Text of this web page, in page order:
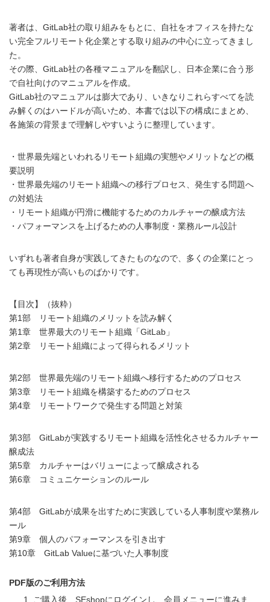
著者は、GitLab社の取り組みをもとに、自社をオフィスを持たな
い完全フルリモート化企業とする取り組みの中心に立ってきまし
た。
その際、GitLab社の各種マニュアルを翻訳し、日本企業に合う形
で自社向けのマニュアルを作成。
GitLab社のマニュアルは膨大であり、いきなりこれらすべてを読
み解くのはハードルが高いため、本書では以下の構成にまとめ、
各施策の背景まで理解しやすいように整理しています。
・世界最先端といわれるリモート組織の実態やメリットなどの概
要説明
・世界最先端のリモート組織への移行プロセス、発生する問題へ
の対処法
・リモート組織が円滑に機能するためのカルチャーの醸成方法
・パフォーマンスを上げるための人事制度・業務ルール設計
いずれも著者自身が実践してきたものなので、多くの企業にとっ
ても再現性が高いものばかりです。
【目次】（抜粋）
第1部 リモート組織のメリットを読み解く
第1章 世界最大のリモート組織「GitLab」
第2章 リモート組織によって得られるメリット
第2部 世界最先端のリモート組織へ移行するためのプロセス
第3章 リモート組織を構築するためのプロセス
第4章 リモートワークで発生する問題と対策
第3部 GitLabが実践するリモート組織を活性化させるカルチャー
醸成法
第5章 カルチャーはバリューによって醸成される
第6章 コミュニケーションのルール
第4部 GitLabが成果を出すために実践している人事制度や業務ル
ール
第9章 個人のパフォーマンスを引き出す
第10章 GitLab Valueに基づいた人事制度
PDF版のご利用方法
ご購入後、SEshopにログインし、会員メニューに進みま